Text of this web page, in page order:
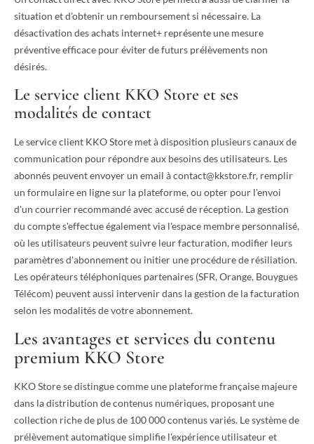
situation et d'obtenir un remboursement si nécessaire. La
désactivation des achats internet+ représente une mesure
préventive efficace pour éviter de futurs prélèvements non
désirés.
Le service client KKO Store et ses
modalités de contact
Le service client KKO Store met à disposition plusieurs canaux de
communication pour répondre aux besoins des utilisateurs. Les
abonnés peuvent envoyer un email àcontact@kkstore.fr, remplir
un formulaire en ligne sur la plateforme, ou opter pour l'envoi
d'un courrier recommandé avec accusé de réception. La gestion
du compte s'effectue également via l'espace membre personnalisé,
où les utilisateurs peuvent suivre leur facturation, modifier leurs
paramètres d'abonnement ou initier une procédure de résiliation.
Les opérateurs téléphoniques partenaires (SFR, Orange, Bouygues
Télécom) peuvent aussi intervenir dans la gestion de la facturation
selon les modalités de votre abonnement.
Les avantages et services du contenu
premium KKO Store
KKO Store se distingue comme une plateforme française majeure
dans la distribution de contenus numériques, proposant une
collection riche de plus de 100 000 contenus variés. Le système de
prélèvement automatique simplifie l'expérience utilisateur et